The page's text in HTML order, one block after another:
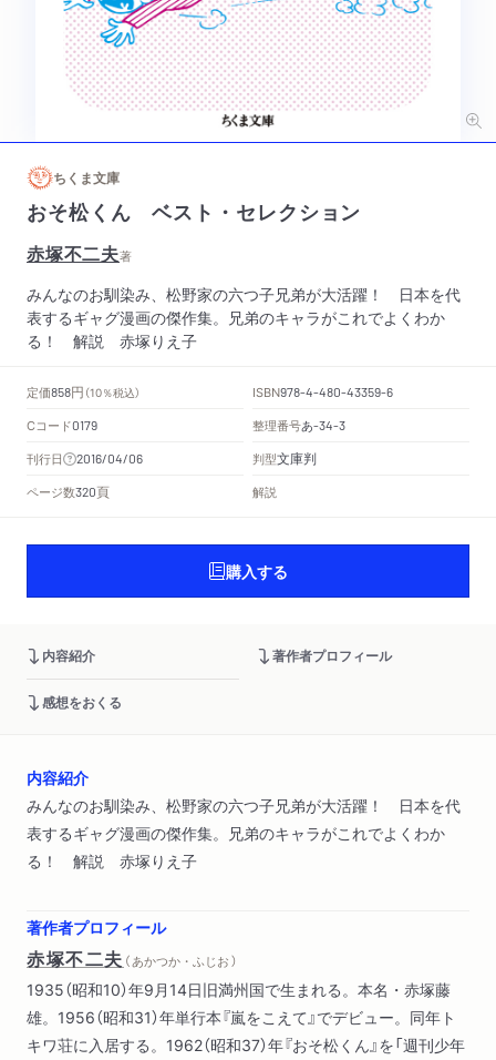
ちくま文庫
おそ松くん ベスト・セレクション
赤塚不二夫著
みんなのお馴染み、松野家の六つ子兄弟が大活躍！ 日本を代
表するギャグ漫画の傑作集。兄弟のキャラがこれでよくわか
る！ 解説 赤塚りえ子
定価858円 （10％税込） ISBN978-4-480-43359-6
Cコード0179 整理番号あ-34-3
刊行日 2016/04/06 判型文庫判
ページ数320頁 解説
購入する
内容紹介 著作者プロフィール
感想をおくる
内容紹介
みんなのお馴染み、松野家の六つ子兄弟が大活躍！ 日本を代
表するギャグ漫画の傑作集。兄弟のキャラがこれでよくわか
る！ 解説 赤塚りえ子
著作者プロフィール
赤塚不二夫 （ あかつか・ふじお ）
1935（昭和10）年9月14日旧満州国で生まれる。本名・赤塚藤
雄。1956（昭和31）年単行本『嵐をこえて』でデビュー。同年ト
キワ荘に入居する。1962（昭和37）年『おそ松くん』を「週刊少年